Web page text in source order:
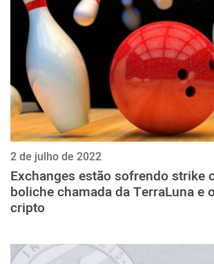
ქართული
polski
vietnamese
2 de julho de 2022
Exchanges estão sofrendo strike
boliche chamada da TerraLuna e
cripto